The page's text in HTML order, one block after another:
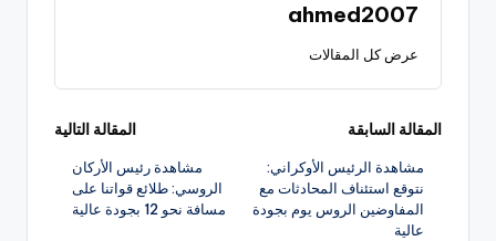
ahmed2007
عرض كل المقالات
تصفّح
المقالات
المقالة السابقة
مشاهدة الرئيس الأوكراني:
نتوقع استئناف المحادثات مع
المفاوضين الروس يوم بجودة
عالية
المقالة التالية
مشاهدة رئيس الأركان
الروسي: طلائع قواتنا على
مسافة نحو 12 بجودة عالية